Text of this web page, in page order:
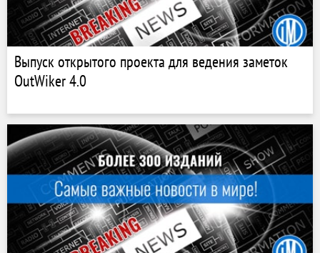
Выпуск открытого проекта для ведения заметок
OutWiker 4.0